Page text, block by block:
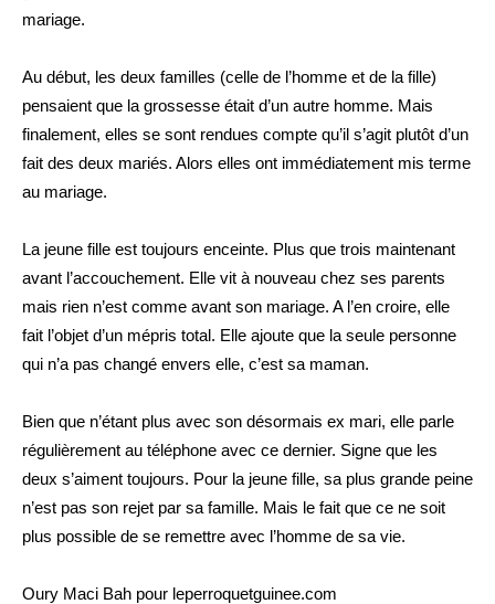
mariage.
Au début, les deux familles (celle de l’homme et de la fille)
pensaient que la grossesse était d’un autre homme. Mais
finalement, elles se sont rendues compte qu’il s’agit plutôt d’un
fait des deux mariés. Alors elles ont immédiatement mis terme
au mariage.
La jeune fille est toujours enceinte. Plus que trois maintenant
avant l’accouchement. Elle vit à nouveau chez ses parents
mais rien n’est comme avant son mariage. A l’en croire, elle
fait l’objet d’un mépris total. Elle ajoute que la seule personne
qui n’a pas changé envers elle, c’est sa maman.
Bien que n’étant plus avec son désormais ex mari, elle parle
régulièrement au téléphone avec ce dernier. Signe que les
deux s’aiment toujours. Pour la jeune fille, sa plus grande peine
n’est pas son rejet par sa famille. Mais le fait que ce ne soit
plus possible de se remettre avec l’homme de sa vie.
Oury Maci Bah pour leperroquetguinee.com